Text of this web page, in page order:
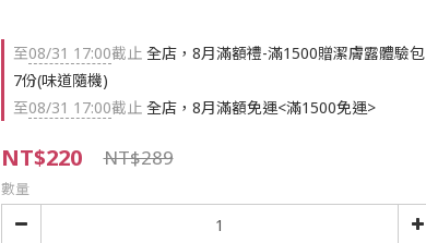
至08/31 17:00截止全店，8月滿額禮-滿1500贈潔膚露體驗包
7份(味道隨機)
至08/31 17:00截止全店，8月滿額免運<滿1500免運>
NT$220 NT$289
數量